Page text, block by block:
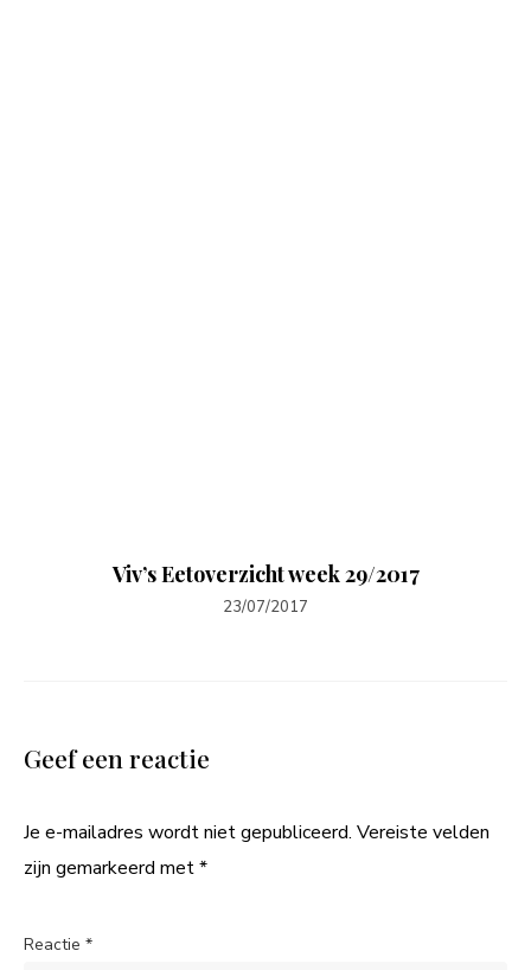
Viv’s Eetoverzicht week 29/2017
23/07/2017
Geef een reactie
Je e-mailadres wordt niet gepubliceerd. Vereiste velden
zijn gemarkeerd met*
Reactie *